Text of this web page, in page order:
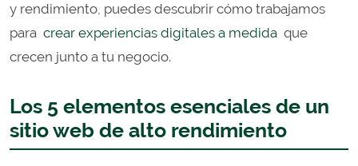
y rendimiento, puedes descubrir cómo trabajamos
para crear experiencias digitales a medida que
crecen junto a tu negocio.
Los 5 elementos esenciales de un
sitio web de alto rendimiento